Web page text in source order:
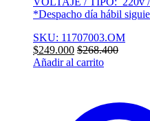
*Despacho día hábil
SKU: 11707003.OM
$249.000 $268.400
Añadir al carrito